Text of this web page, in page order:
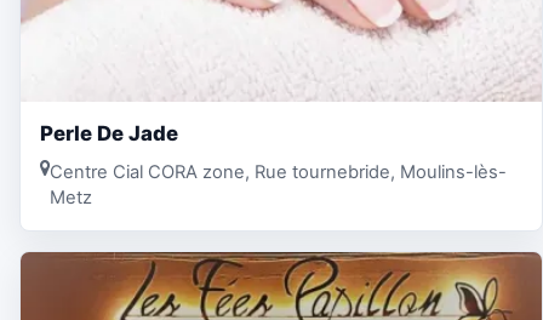
Perle De Jade
Centre Cial CORA zone, Rue tournebride, Moulins-lès-
Metz